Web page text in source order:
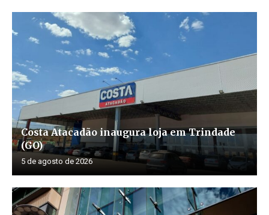
Costa Atacadão inaugura loja em Trindade
(GO)
5 de agosto de 2026